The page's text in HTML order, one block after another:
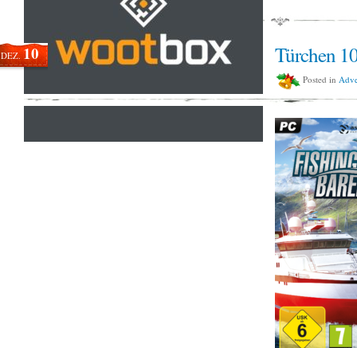
DEZ.10 Türchen
Posted in